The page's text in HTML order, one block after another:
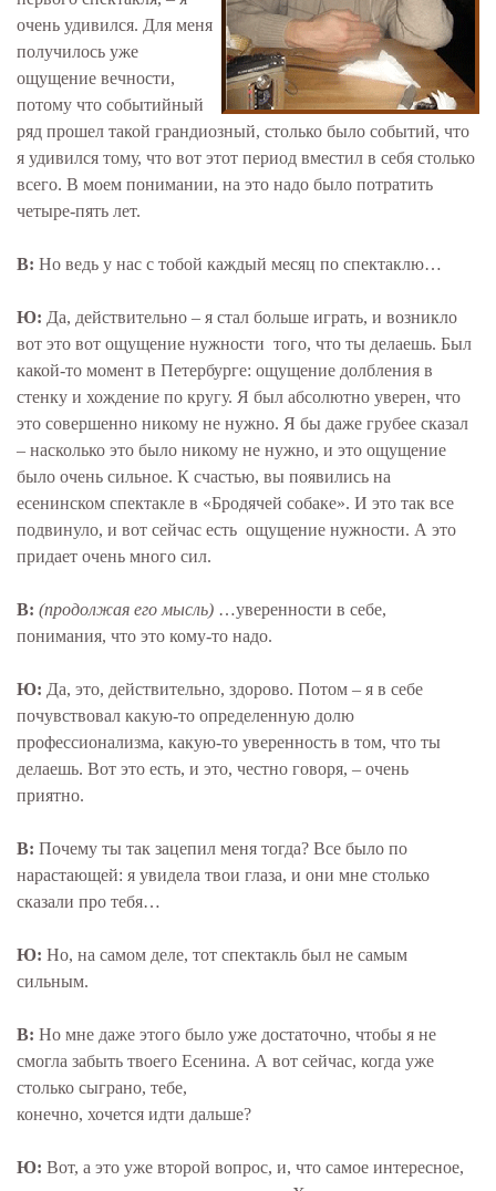
очень удивился. Для меня
получилось уже
ощущение вечности,
потому что событийный
ряд прошел такой грандиозный, столько было событий, что
я удивился тому, что вот этот период вместил в себя столько
всего. В моем понимании, на это надо было потратить
четыре-пять лет.
В: Но ведь у нас с тобой каждый месяц по спектаклю…
Ю: Да, действительно – я стал больше играть, и возникло
вот это вот ощущение нужности того, что ты делаешь. Был
какой-то момент в Петербурге: ощущение долбления в
стенку и хождение по кругу. Я был абсолютно уверен, что
это совершенно никому не нужно. Я бы даже грубее сказал
– насколько это было никому не нужно, и это ощущение
было очень сильное. К счастью, вы появились на
есенинском спектакле в «Бродячей собаке». И это так все
подвинуло, и вот сейчас есть ощущение нужности. А это
придает очень много сил.
В: (продолжая его мысль) …уверенности в себе,
понимания, что это кому-то надо.
Ю: Да, это, действительно, здорово. Потом – я в себе
почувствовал какую-то определенную долю
профессионализма, какую-то уверенность в том, что ты
делаешь. Вот это есть, и это, честно говоря, – очень
приятно.
В: Почему ты так зацепил меня тогда? Все было по
нарастающей: я увидела твои глаза, и они мне столько
сказали про тебя…
Ю: Но, на самом деле, тот спектакль был не самым
сильным.
В: Но мне даже этого было уже достаточно, чтобы я не
смогла забыть твоего Есенина. А вот сейчас, когда уже
столько сыграно, тебе,
конечно, хочется идти дальше?
Ю: Вот, а это уже второй вопрос, и, что самое интересное,